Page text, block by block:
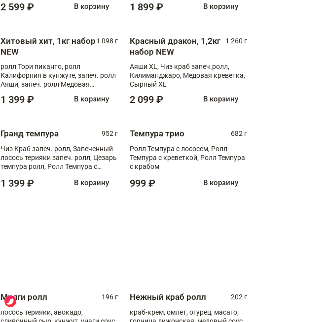
2 599 ₽ В корзину 1 899 ₽ В корзину
Хитовый хит, 1кг набор
NEW
1 098 г
ролл Тори пиканто, ролл
Калифорния в кунжуте, запеч. ролл
Аяши, запеч. ролл Медовая
чукой
1 399 ₽ В корзину
Красный дракон, 1,2кг
набор NEW
1 260 г
Аяши XL, Чиз краб запеч.ролл,
Килиманджаро, Медовая креветка,
Сырный XL
2 099 ₽ В корзину
Гранд темпура
952 г
Чиз Краб запеч. ролл, Запеченный
лосось терияки запеч. ролл, Цезарь
темпура ролл, Ролл Темпура с
1 399 ₽ В корзину
Темпура трио
682 г
Ролл Темпура с лососем, Ролл
Темпура с креветкой, Ролл Темпура
с крабом
999 ₽ В корзину
Мияги ролл
196 г
лосось терияки, авокадо,
Нежный краб ролл
202 г
краб-крем, омлет, огурец, масаго,